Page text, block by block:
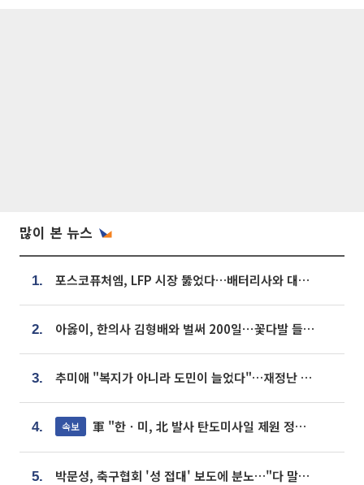
많이 본 뉴스
1. 포스코퓨처엠, LFP 시장 뚫었다…배터리사와 대규모 장기 공급 합의
2. 아옳이, 한의사 김형배와 벌써 200일⋯꽃다발 들고 "프러포즈 아냐"
3. 추미애 "복지가 아니라 도민이 늘었다"…재정난 책임론 정면돌파
4. 속보 軍 "한ㆍ미, 北 발사 탄도미사일 제원 정밀분석 중"
5. 박문성, 축구협회 '성 접대' 보도에 분노…"다 말아먹으려고 작정했나"